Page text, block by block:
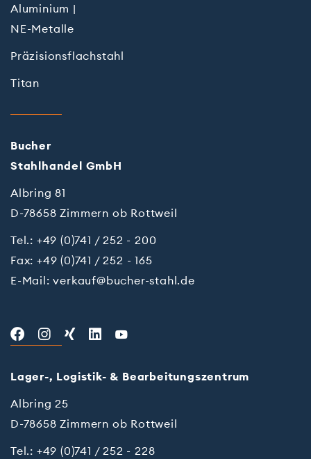
Aluminium |
NE-Metalle
Präzisions­flach­stahl
Titan
Bu­cher
Stahl­han­del GmbH
Albring 81
D-78658 Zimmern ob Rottweil
Tel.: +49 (0)741 / 252 - 200
Fax: +49 (0)741 / 252 - 165
E-Mail:verkauf@bucher-stahl.de
Lager-, Logistik- & Bearbeitungszentrum
Al­bring 25
D-78658 Zim­mern ob Rottweil
Te­l.: +49 (0)741 / 252 - 228